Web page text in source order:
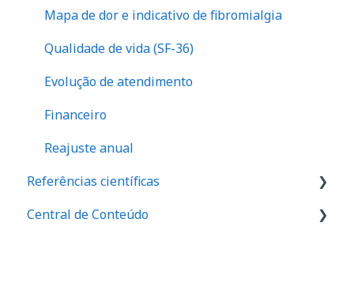
Mapa de dor e indicativo de fibromialgia
Qualidade de vida (SF-36)
Evolução de atendimento
Financeiro
Reajuste anual
Referências científicas
Valores de referência de força
Central de Conteúdo